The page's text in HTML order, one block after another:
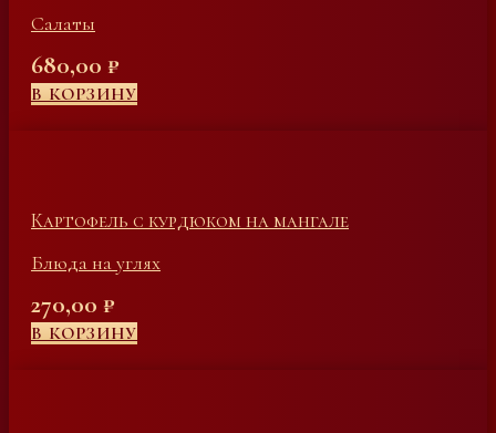
Салаты
680,00 ₽
В КОРЗИНУ
Картофель с курдюком на мангале
Блюда на углях
270,00 ₽
В КОРЗИНУ